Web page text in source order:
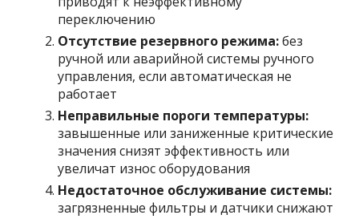
переключению
Отсутствие резервного режима:без
ручной или аварийной системы ручного
управления, если автоматическая не
работает
Неправильные пороги температуры:
завышенные или заниженные критические
значения снизят эффективность или
увеличат износ оборудования
Недостаточное обслуживание системы:
загрязненные фильтры и датчики снижают